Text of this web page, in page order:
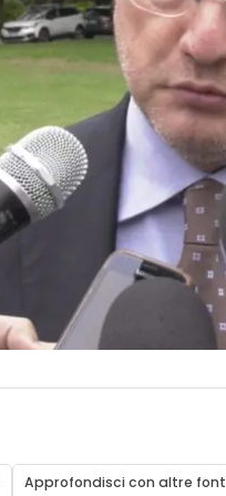
Approfondisci con altre